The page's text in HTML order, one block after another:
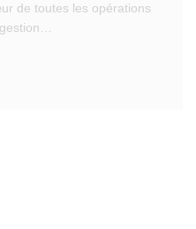
de toutes les opérations